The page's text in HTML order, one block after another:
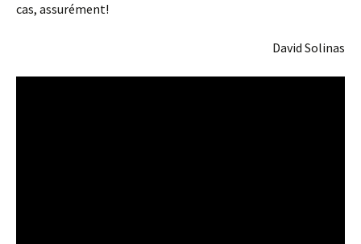
cas, assurément!
David Solinas